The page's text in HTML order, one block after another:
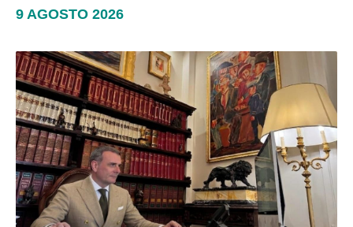
9 AGOSTO 2026